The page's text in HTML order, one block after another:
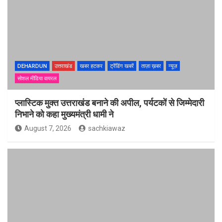
DEHARDUN उत्तराखंड खबर हटकर ट्रेंडिंग खबरें ताज़ा ख़बर
न्यूज़
सोशल मीडिया वायरल
प्लास्टिक मुक्त उत्तराखंड बनाने की अपील, पर्यटकों से जिम्मेदारी
निभाने को कहा मुख्यमंत्री धामी ने
August 7, 2026 sachkiawaz